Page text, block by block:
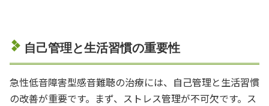
自己管理と生活習慣の重要性
急性低音障害型感音難聴の治療には、自己管理と生活習慣
の改善が重要です。まず、ストレス管理が不可欠です。ス